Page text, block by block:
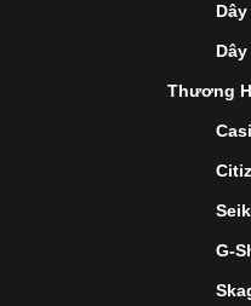
Dây
Thương
G-